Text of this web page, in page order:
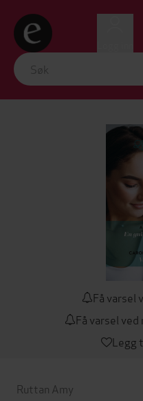
Få varsel
Få varsel
Legg
Ruttan Amy